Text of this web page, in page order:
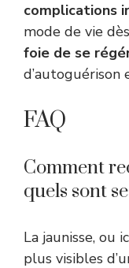
complications
mode de vie
foie de se
d’autoguérison
FAQ
Comment
quels sont
La jaunisse, ou
plus visibles